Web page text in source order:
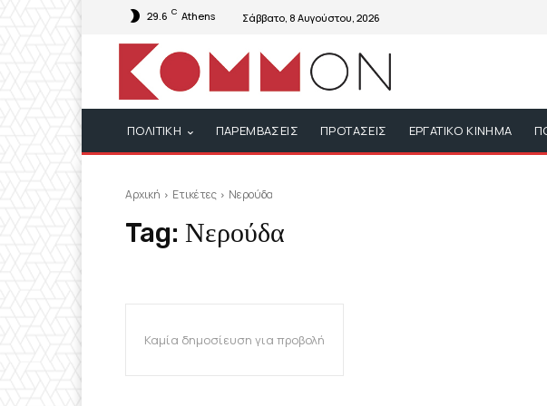
29.6 C Athens Σάββατο, 8 Αυγούστου, 2026
ΠΟΛΙΤΙΚΗ ΠΑΡΕΜΒΑΣΕΙΣ ΠΡΟΤΑΣΕΙΣ ΕΡΓΑΤΙΚΟ ΚΙΝΗΜΑ
Αρχική Ετικέτες Νερούδα
Tag: Νερούδα
Καμία δημοσίευση για προβολή